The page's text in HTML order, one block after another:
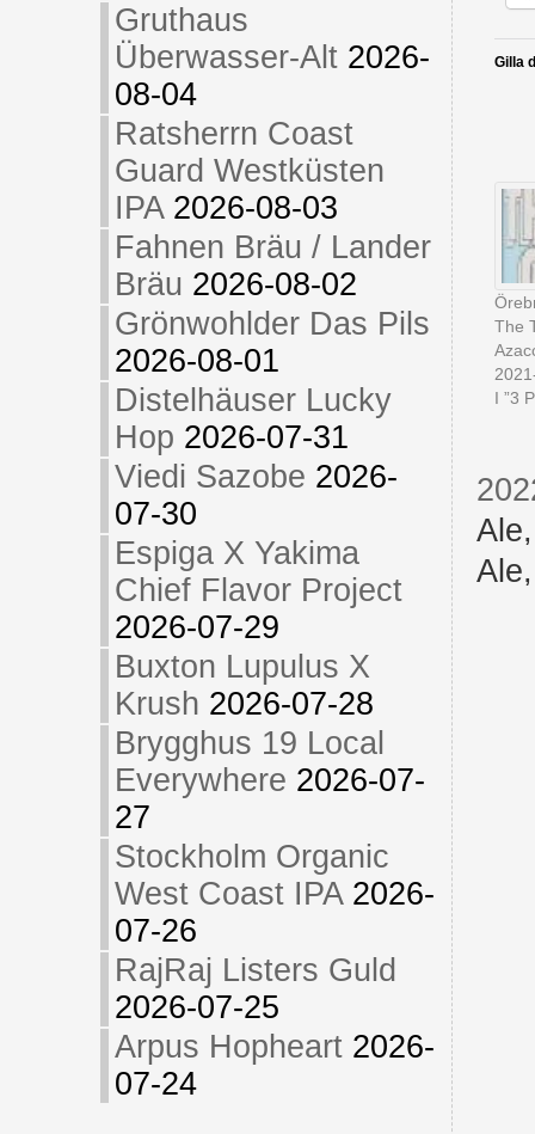
Gruthaus
Überwasser-Alt 2026-
08-04
Ratsherrn Coast
Guard Westküsten
IPA 2026-08-03
Fahnen Bräu / Lander
Bräu 2026-08-02
Grönwohlder Das Pils
2026-08-01
Distelhäuser Lucky
Hop 2026-07-31
Viedi Sazobe 2026-
07-30
Espiga X Yakima
Chief Flavor Project
2026-07-29
Buxton Lupulus X
Krush 2026-07-28
Brygghus 19 Local
Everywhere 2026-07-
27
Stockholm Organic
West Coast IPA 2026-
07-26
RajRaj Listers Guld
2026-07-25
Arpus Hopheart 2026-
07-24
Gilla
The
I ”3